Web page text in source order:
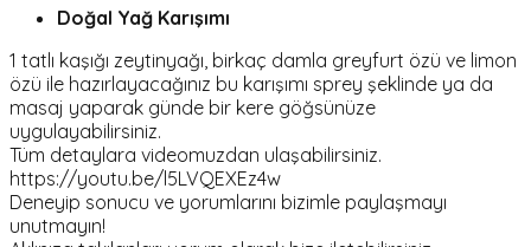
Doğal Yağ Karışımı
1 tatlı kaşığı zeytinyağı, birkaç damla greyfurt özü ve limon
özü ile hazırlayacağınız bu karışımı sprey şeklinde ya da
masaj yaparak günde bir kere göğsünüze
uygulayabilirsiniz.
Tüm detaylara videomuzdan ulaşabilirsiniz.
https://youtu.be/l5LVQEXEz4w
Deneyip sonucu ve yorumlarını bizimle paylaşmayı
unutmayın!